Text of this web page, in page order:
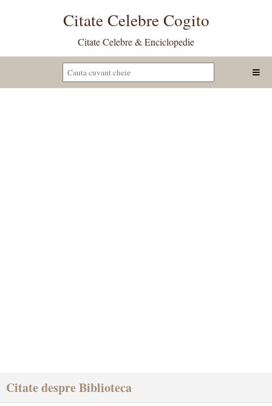
Citate Celebre Cogito
Citate Celebre & Enciclopedie
Citate despre Biblioteca